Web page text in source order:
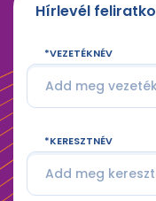
Hírlevél
VEZETÉKNÉV
KERESZTNÉV